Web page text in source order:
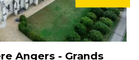
Angers - Grands